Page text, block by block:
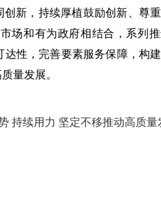
新，持续厚植鼓励创新、尊
场和有为政府相结合，系列
性，完善要素服务保障，构
量发展。
持续用力 坚定不移推动高质量